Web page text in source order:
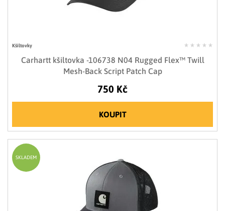
Kšiltovky
Carhartt kšiltovka -106738 N04 Rugged Flex™ Twill
Mesh-Back Script Patch Cap
750 Kč
KOUPIT
SKLADEM